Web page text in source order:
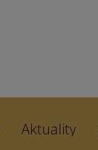
Aktuality